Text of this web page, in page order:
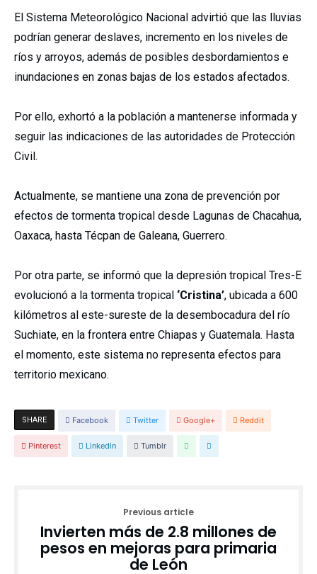
El Sistema Meteorológico Nacional advirtió que las lluvias
podrían generar deslaves, incremento en los niveles de
ríos y arroyos, además de posibles desbordamientos e
inundaciones en zonas bajas de los estados afectados.
Por ello, exhortó a la población a mantenerse informada y
seguir las indicaciones de las autoridades de Protección
Civil.
Actualmente, se mantiene una zona de prevención por
efectos de tormenta tropical desde Lagunas de Chacahua,
Oaxaca, hasta Técpan de Galeana, Guerrero.
Por otra parte, se informó que la depresión tropical Tres-E
evolucionó a la tormenta tropical ‘Cristina’, ubicada a 600
kilómetros al este-sureste de la desembocadura del río
Suchiate, en la frontera entre Chiapas y Guatemala. Hasta
el momento, este sistema no representa efectos para
territorio mexicano.
SHARE Facebook Twitter Google+ Reddit
Pinterest Linkedin Tumblr
Previous article
Invierten más de 2.8 millones de
pesos en mejoras para primaria
de León